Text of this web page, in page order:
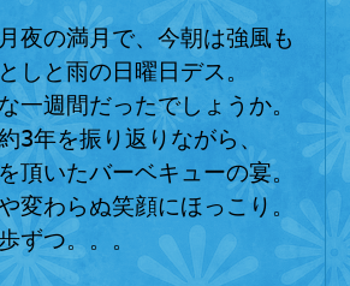
夜の満月で、今朝は強風も
しと雨の日曜日デス。
一週間だったでしょうか。
3年を振り返りながら、
頂いたバーベキューの宴。
変わらぬ笑顔にほっこり。